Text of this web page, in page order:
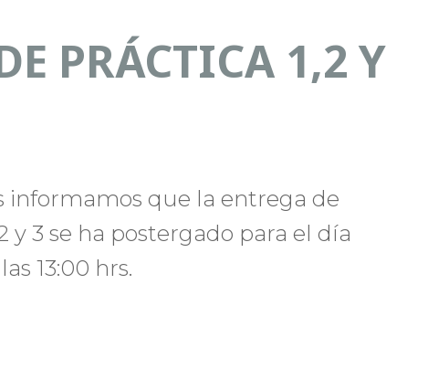
PRÁCTICA 1,2 Y
informamos que la entrega de
y 3 se ha postergado para el día
13:00 hrs.